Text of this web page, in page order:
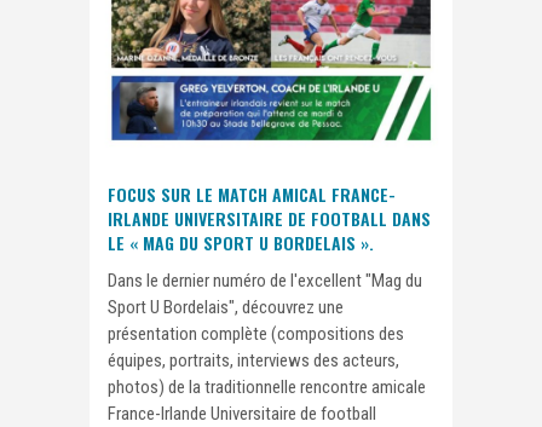
FOCUS SUR LE MATCH AMICAL FRANCE-
IRLANDE UNIVERSITAIRE DE FOOTBALL DANS
LE « MAG DU SPORT U BORDELAIS ».
Dans le dernier numéro de l'excellent "Mag du
Sport U Bordelais", découvrez une
présentation complète (compositions des
équipes, portraits, interviews des acteurs,
photos) de la traditionnelle rencontre amicale
France-Irlande Universitaire de football